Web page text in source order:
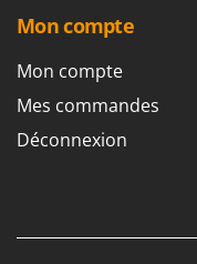
Mon compte
Mon compte
Mes commandes
Déconnexion